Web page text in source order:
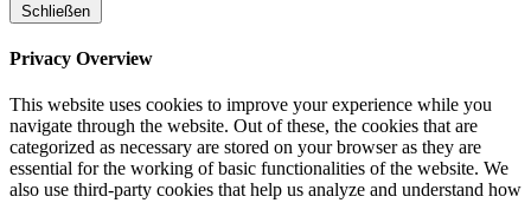
Schließen
Privacy Overview
This website uses cookies to improve your experience while you
navigate through the website. Out of these, the cookies that are
categorized as necessary are stored on your browser as they are
essential for the working of basic functionalities of the website. We
also use third-party cookies that help us analyze and understand how